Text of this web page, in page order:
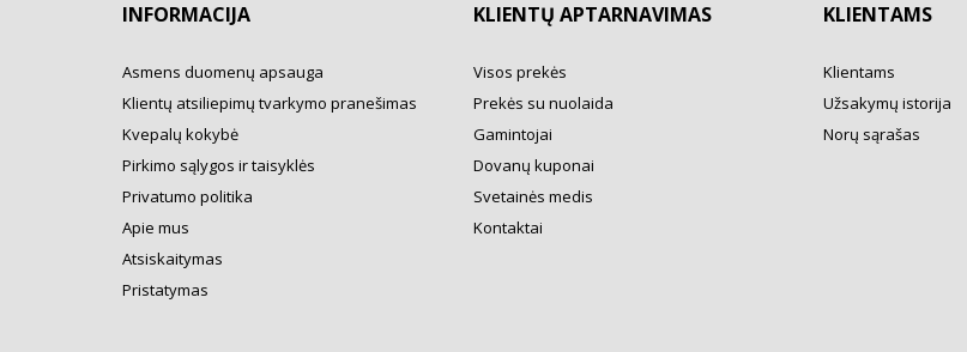
INFORMACIJA
Asmens duomenų apsauga
Klientų atsiliepimų tvarkymo pranešimas
Kvepalų kokybė
Pirkimo sąlygos ir taisyklės
Privatumo politika
Apie mus
Atsiskaitymas
Pristatymas
KLIENTŲ APTARNAVIMAS
Visos prekės
Prekės su nuolaida
Gamintojai
Dovanų kuponai
Svetainės medis
Kontaktai
KLIENTAMS
Klientams
Užsakymų istorija
Norų sąrašas